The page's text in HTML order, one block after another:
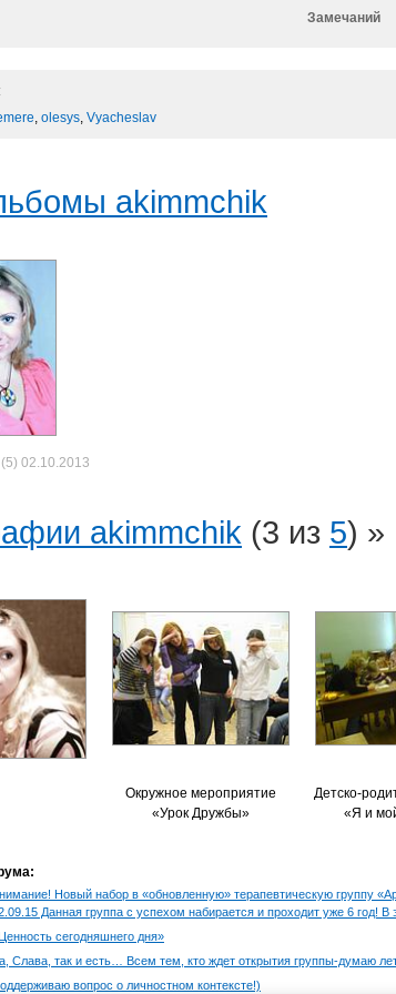
Замечаний
, olesys, Vyacheslav
akimmchik
02.10.2013
akimmchik (3 из 5) »
Окружное мероприятие
«Урок Дружбы»
Детско-
«Я и
Новый набор в «обновленную» терапевтическую группу
Данная группа с успехом набирается и проходит уже 6 год! В
сегодняшнего дня»
Слава, так и есть… Всем тем, кто ждет открытия группы-думаю
вопрос о личностном контексте!)